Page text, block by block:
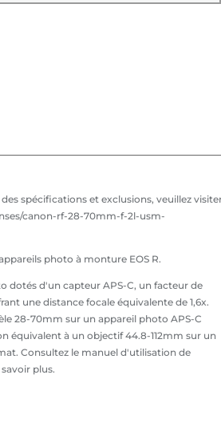
spécifications et exclusions, veuillez
canon-rf-28-70mm-f-2l-usm-
photo à monture EOS R.
dotés d'un capteur APS-C, un facteur de
une distance focale équivalente de 1,6x.
28-70mm sur un appareil photo APS-C
équivalent à un objectif 44.8-112mm sur un
Consultez le manuel d'utilisation de
plus.